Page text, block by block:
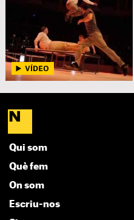
Qui som
Què fem
On som
Escriu-nos